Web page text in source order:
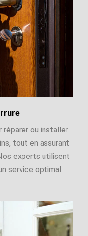
réparer ou installer
tout en assurant
experts utilisent
service optimal.